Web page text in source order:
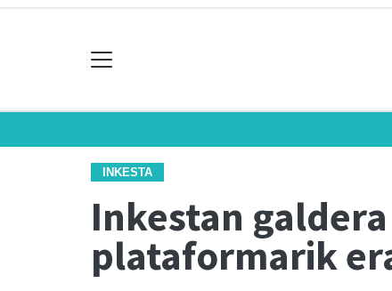
INKESTA
Inkestan
plataformarik